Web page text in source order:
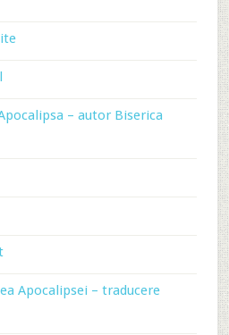
– autor Biserica
Apocalipsei – traducere